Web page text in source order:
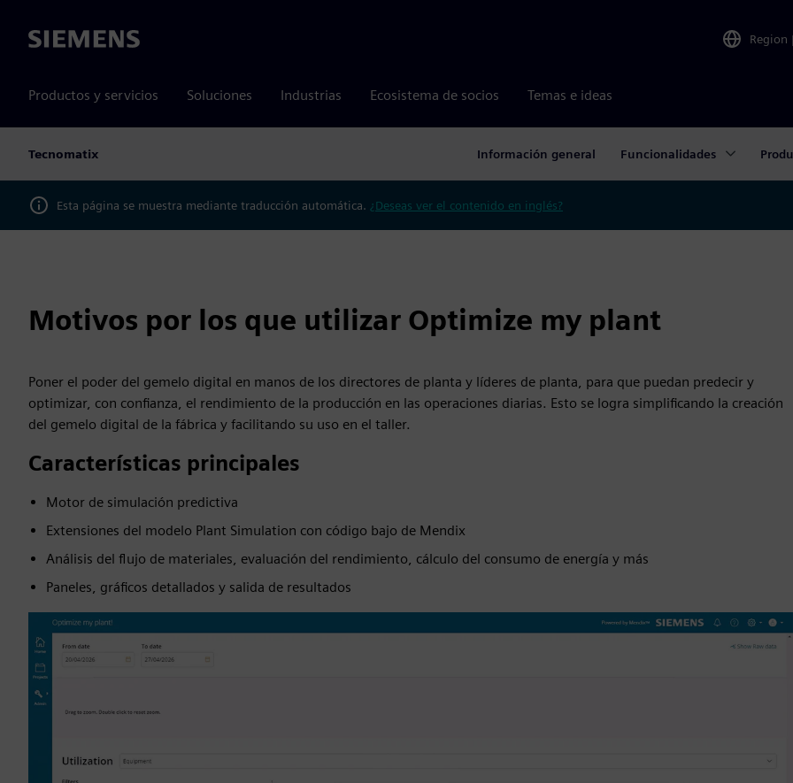
Siemens Region |
Productos y servicios Soluciones Industrias Ecosistema de socios Temas e ideas
Tecnomatix Información general Funcionalidades
Esta página se muestra mediante traducción automática. ¿Deseas ver el contenido en inglés?
Motivos por los que utilizar Optimize my plant
Poner el poder del gemelo digital en manos de los directores de planta y líderes de planta, para que puedan predecir y
optimizar, con confianza, el rendimiento de la producción en las operaciones diarias. Esto se logra simplificando la creación
del gemelo digital de la fábrica y facilitando su uso en el taller.
Características principales
Motor de simulación predictiva
Extensiones del modelo Plant Simulation con código bajo de Mendix
Análisis del flujo de materiales, evaluación del rendimiento, cálculo del consumo de energía y más
Paneles, gráficos detallados y salida de resultados